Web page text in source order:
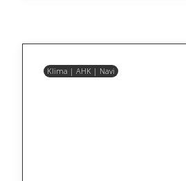
Klima | AHK | Navi